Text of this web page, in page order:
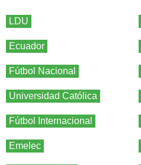
LDU
Ecuador
Fútbol Nacional
Universidad Católica
Fútbol Internacional
Emelec